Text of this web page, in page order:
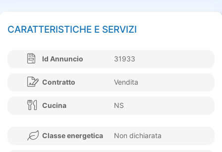
CARATTERISTICHE E SERVIZI
Id Annuncio 31933
Contratto Vendita
Cucina NS
Classe energetica Non dichiarata